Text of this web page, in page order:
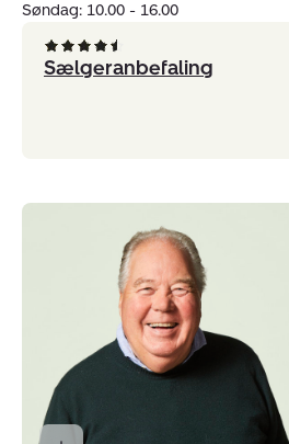
Søndag: 10.00 - 16.00
Sælgeranbefaling